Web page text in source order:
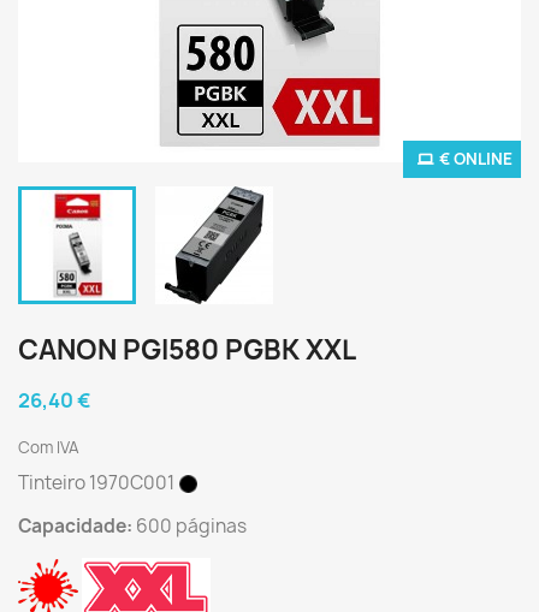
€ ONLINE
CANON PGI580 PGBK XXL
26,40 €
Com IVA
Tinteiro 1970C001
Capacidade: 600 páginas